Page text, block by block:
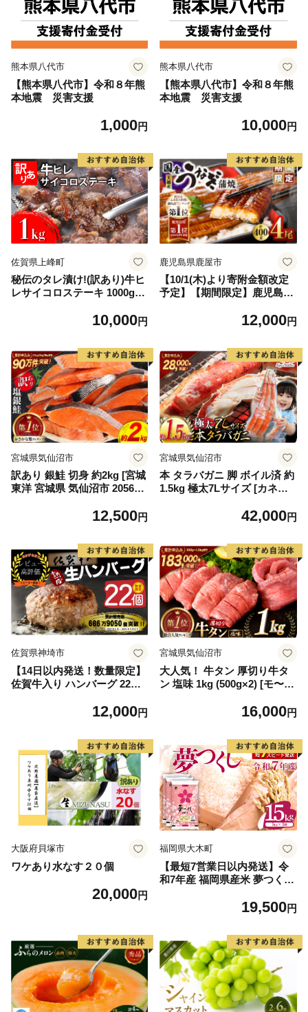
熊本県八代市
【熊本県八代市】令和８年熊
本地震 災害支援
1,000円
熊本県八代市
【熊本県八代市】令和８年熊
本地震 災害支援
10,000円
佐賀県上峰町
秘伝のタレ漬け!(訳あり)牛ヒ
レサイコロステーキ 1000g
10,000円
鹿児島県鹿屋市
【10/1(木)より寄附金額改定
予定】【期間限定】鹿児島県
12,000円
宮城県気仙沼市
訳あり 銀鮭 切身 約2kg [宮城
東洋 宮城県 気仙沼市 205649
格外 不揃い さけ サケ 鮭切身
切り身 魚 わけあり
12,500円
宮城県気仙沼市
本 タラバガニ 脚 ボイル済 約
1.5kg 極太7Lサイズ [カネダ
6] カニ かに 蟹 たらばがに た
42,000円
佐賀県神埼市
【14日以内発送！数量限定】
佐賀牛入り ハンバーグ 22個
毛和牛 ブランド牛 九州 ハン
(H083106)
12,000円
宮城県気仙沼市
大人気！ 牛タン 厚切り牛タ
ン 塩味 1kg (500g×2) [モ〜ラ
60] 肉 牛肉 精肉 牛たん 牛タ
厚切り タン
16,000円
大阪府貝塚市
ワケあり水なす２０個
20,000円
福岡県大木町
【最短7営業日以内発送】令
和7年産 福岡県産米 夢つくし
19,500円